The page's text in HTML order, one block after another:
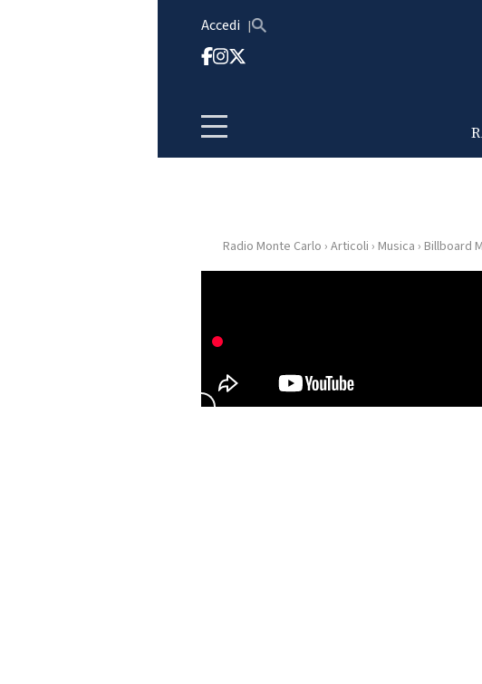
Accedi
HOME
RADIO
Radio Monte Carlo › Articoli › Musica › Billboard